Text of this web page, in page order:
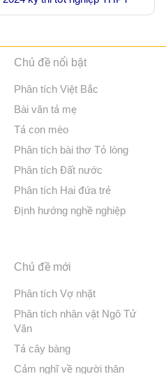
Chủ đề nổi bật
Phân tích Việt Bắc
Bài văn tả mẹ
Tả con mèo
Phân tích bài thơ Tỏ lòng
Phân tích Đất nước
Phân tích Hai đứa trẻ
Định hướng nghề nghiệp
Chủ đề mới
Phân tích Vợ nhặt
Phân tích nhân vật Ngô Tử
Văn
Tả cây bàng
Cảm nghĩ về người thân